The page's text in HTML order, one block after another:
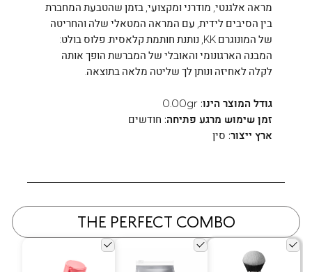
מראה אלגנטי, מודרני ומקצועי, בזמן שהטבעת המחברת
בין הסיבים לידית, עם המראה המטאלי שלה והחריטה
של המונוגרם KK, נותנת חותמת קלאסית. פלוס בולט:
המבנה הארגונומי והאובלי של המברשת הופך אותה
לקלה לאחיזה ונותן לך שליטה מלאה בתוצאה.
גודל המוצר הינו:0.00gr
זמן שימוש מרגע פתיחה: חודשים
ארץ ייצור: סין
THE PERFECT COMBO